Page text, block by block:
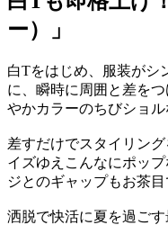
ー）」
白Tをはじめ、服装がシ
に、瞬時に周囲と差を
やかカラーのちびショル
差すだけでスタイリン
イズゆえこんなにポッ
ジとのギャップもお茶目
洒脱で快活に夏を過ごす